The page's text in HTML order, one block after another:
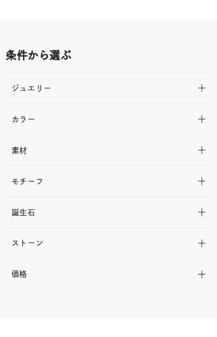
条件から選ぶ
ジュエリー
カラー
素材
モチーフ
誕生石
ストーン
価格